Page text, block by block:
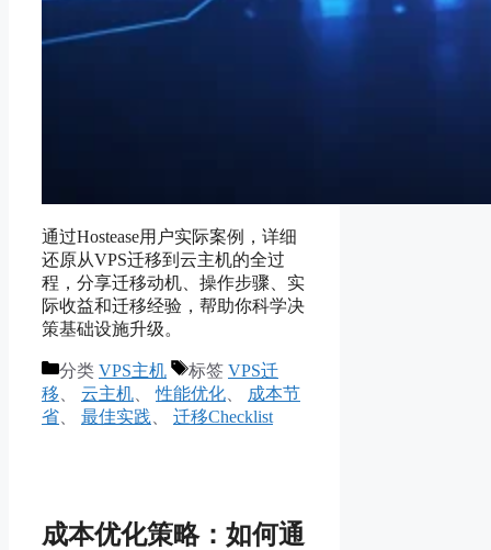
通过Hostease用户实际案例，详细
还原从VPS迁移到云主机的全过
程，分享迁移动机、操作步骤、实
际收益和迁移经验，帮助你科学决
策基础设施升级。
分类 VPS主机 标签 VPS迁
移
云主机 、性能优化
成本节
省
最佳实践 迁移Checklist
成本优化策略：如何通